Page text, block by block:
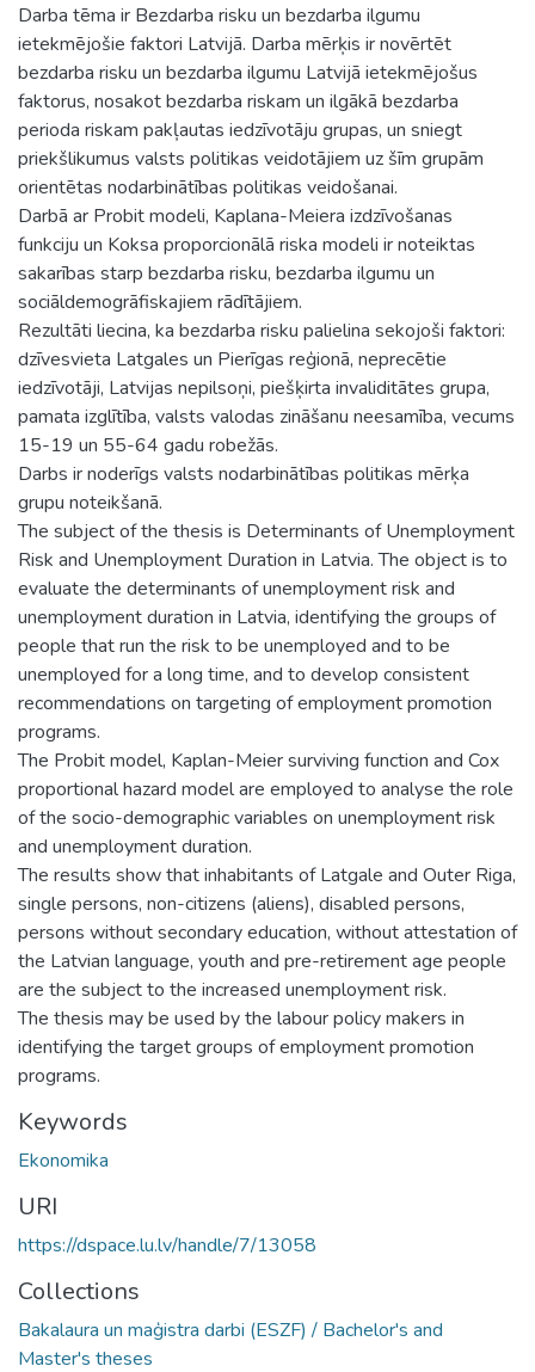
Darba tēma ir Bezdarba risku un bezdarba ilgumu
ietekmējošie faktori Latvijā. Darba mērķis ir novērtēt
bezdarba risku un bezdarba ilgumu Latvijā ietekmējošus
faktorus, nosakot bezdarba riskam un ilgākā bezdarba
perioda riskam pakļautas iedzīvotāju grupas, un sniegt
priekšlikumus valsts politikas veidotājiem uz šīm grupām
orientētas nodarbinātības politikas veidošanai.
Darbā ar Probit modeli, Kaplana-Meiera izdzīvošanas
funkciju un Koksa proporcionālā riska modeli ir noteiktas
sakarības starp bezdarba risku, bezdarba ilgumu un
sociāldemogrāfiskajiem rādītājiem.
Rezultāti liecina, ka bezdarba risku palielina sekojoši faktori:
dzīvesvieta Latgales un Pierīgas reģionā, neprecētie
iedzīvotāji, Latvijas nepilsoņi, piešķirta invaliditātes grupa,
pamata izglītība, valsts valodas zināšanu neesamība, vecums
15-19 un 55-64 gadu robežās.
Darbs ir noderīgs valsts nodarbinātības politikas mērķa
grupu noteikšanā.
The subject of the thesis is Determinants of Unemployment
Risk and Unemployment Duration in Latvia. The object is to
evaluate the determinants of unemployment risk and
unemployment duration in Latvia, identifying the groups of
people that run the risk to be unemployed and to be
unemployed for a long time, and to develop consistent
recommendations on targeting of employment promotion
programs.
The Probit model, Kaplan-Meier surviving function and Cox
proportional hazard model are employed to analyse the role
of the socio-demographic variables on unemployment risk
and unemployment duration.
The results show that inhabitants of Latgale and Outer Riga,
single persons, non-citizens (aliens), disabled persons,
persons without secondary education, without attestation of
the Latvian language, youth and pre-retirement age people
are the subject to the increased unemployment risk.
The thesis may be used by the labour policy makers in
identifying the target groups of employment promotion
programs.
Keywords
Ekonomika
URI
https://dspace.lu.lv/handle/7/13058
Collections
Bakalaura un maģistra darbi (ESZF) / Bachelor's and
Master's theses